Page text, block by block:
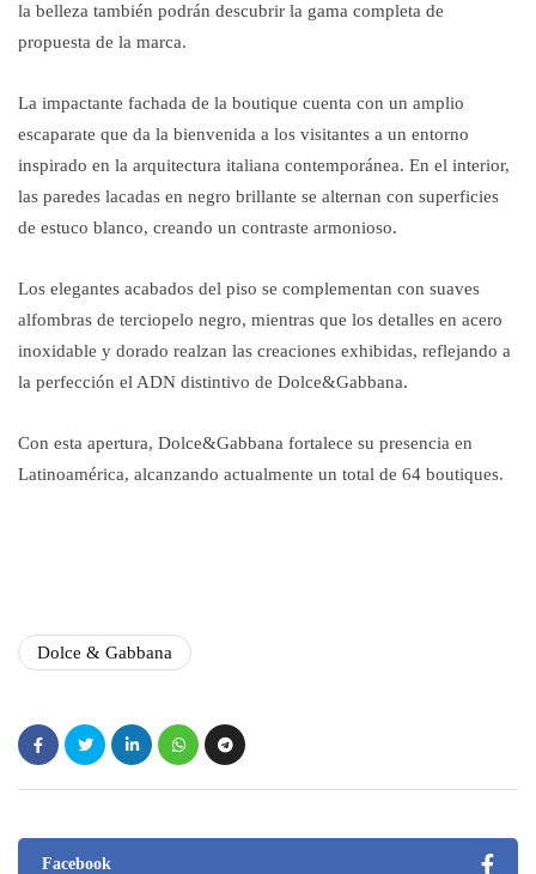
la belleza también podrán descubrir la gama completa de
propuesta de la marca.
La impactante fachada de la boutique cuenta con un amplio
escaparate que da la bienvenida a los visitantes a un entorno
inspirado en la arquitectura italiana contemporánea. En el interior,
las paredes lacadas en negro brillante se alternan con superficies
de estuco blanco, creando un contraste armonioso.
Los elegantes acabados del piso se complementan con suaves
alfombras de terciopelo negro, mientras que los detalles en acero
inoxidable y dorado realzan las creaciones exhibidas, reflejando a
la perfección el ADN distintivo de Dolce&Gabbana.
Con esta apertura, Dolce&Gabbana fortalece su presencia en
Latinoamérica, alcanzando actualmente un total de 64 boutiques.
Dolce & Gabbana
Facebook